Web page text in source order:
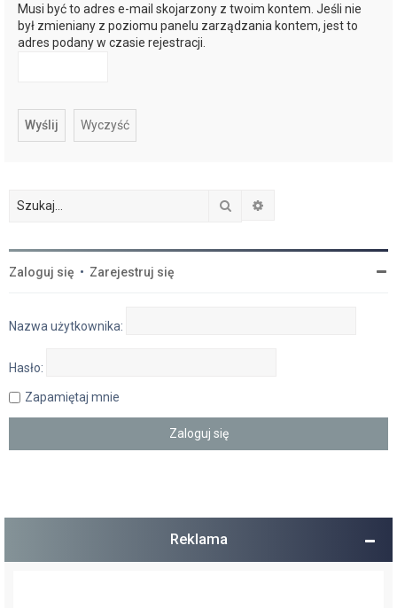
Musi być to adres e-mail skojarzony z twoim kontem. Jeśli nie
był zmieniany z poziomu panelu zarządzania kontem, jest to
adres podany w czasie rejestracji.
Szukaj
Zaloguj się • Zarejestruj się
Nazwa użytkownika:
Hasło:
Zapamiętaj mnie
Reklama